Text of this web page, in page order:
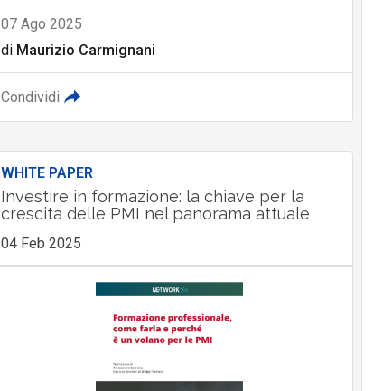
07 Ago 2025
di Maurizio Carmignani
Condividi
WHITE PAPER
Investire in formazione: la chiave per la
crescita delle PMI nel panorama attuale
04 Feb 2025